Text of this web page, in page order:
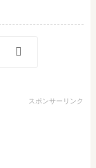
スポンサーリンク